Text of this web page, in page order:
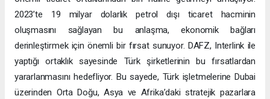
2023’te 19 milyar dolarlık petrol dışı ticaret hacminin
oluşmasını sağlayan bu anlaşma, ekonomik bağları
derinleştirmek için önemli bir fırsat sunuyor. DAFZ, Interlink ile
yaptığı ortaklık sayesinde Türk şirketlerinin bu fırsatlardan
yararlanmasını hedefliyor. Bu sayede, Türk işletmelerine Dubai
üzerinden Orta Doğu, Asya ve Afrika’daki stratejik pazarlara